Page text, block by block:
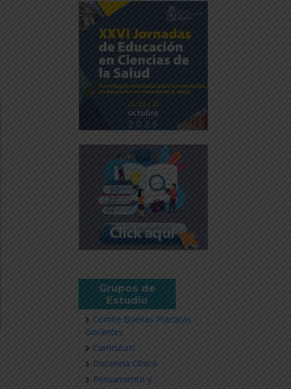
Grupos de
Estudio
Comité Buenas Practicas
Docentes
Currículum
Docencia Clínica
Pensamiento y